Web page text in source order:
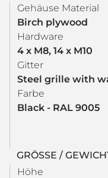
Gehäuse Material
Birch plywood
Hardware
4 x M8, 14 x M10
Gitter
Steel grille with
Farbe
Black - RAL 9005
GRÖSSE /
Höhe